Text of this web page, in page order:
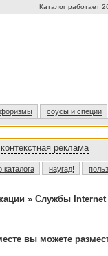
Каталог работает
соусы и специи
контекстная реклама
каталога наугад!
» Службы Internet
вы можете